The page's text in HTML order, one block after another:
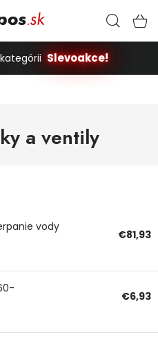
deti
Slevoakce!
a ventily
vody
€81,93
€6,93